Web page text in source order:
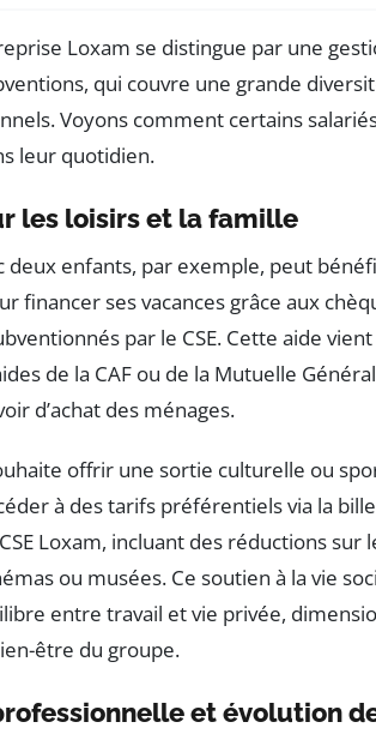
Loxam se distingue par une
qui couvre une grande
Voyons comment certains
leur quotidien.
les loisirs et la famille
deux enfants, par exemple, peut
financer ses vacances grâce aux
par le CSE. Cette aide
de la CAF ou de la Mutuelle
d’achat des ménages.
offrir une sortie culturelle ou
à des tarifs préférentiels via la
Loxam, incluant des réductions sur
ou musées. Ce soutien à la vie
entre travail et vie privée,
être du groupe.
et évolution